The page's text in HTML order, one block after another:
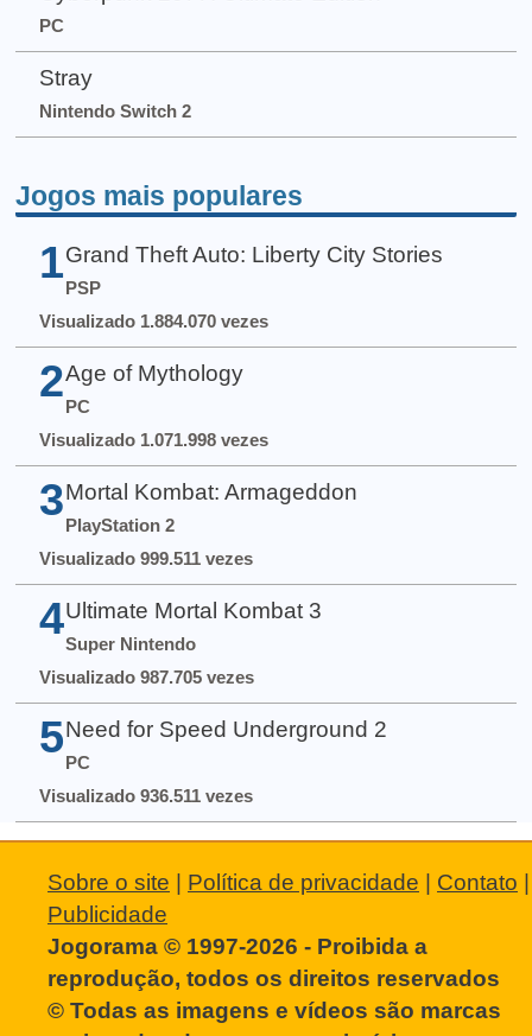
PC
Stray
Nintendo Switch 2
Jogos mais populares
1 Grand Theft Auto: Liberty City Stories
PSP
Visualizado 1.884.070 vezes
2 Age of Mythology
PC
Visualizado 1.071.998 vezes
3 Mortal Kombat: Armageddon
PlayStation 2
Visualizado 999.511 vezes
4 Ultimate Mortal Kombat 3
Super Nintendo
Visualizado 987.705 vezes
5 Need for Speed Underground 2
PC
Visualizado 936.511 vezes
Sobre o site | Política de privacidade | Contato |
Publicidade
Jogorama © 1997-2026 - Proibida a
reprodução, todos os direitos reservados
© Todas as imagens e vídeos são marcas